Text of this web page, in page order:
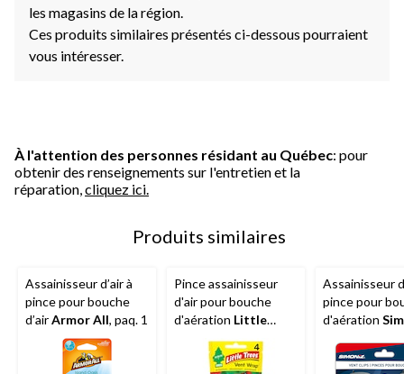
les magasins de la région.
Ces produits similaires présentés ci-dessous pourraient
vous intéresser.
À l'attention des personnes résidant au Québec: pour
obtenir des renseignements sur l'entretien et la
réparation, cliquez ici.
Produits similaires
Assainisseur d’air à
pince pour bouche
d’airArmor All, paq. 1
Pince assainisseur
d'air pour bouche
d'aération Little
Assainisseur
pince pour
d'aération